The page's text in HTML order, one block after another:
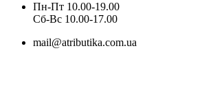
Пн-Пт 10.00-19.00
Cб-Вс 10.00-17.00
mail@atributika.com.ua